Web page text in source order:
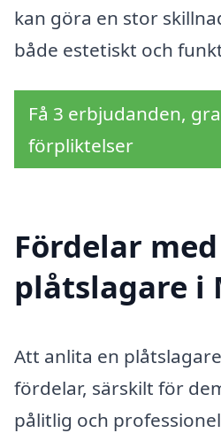
kan göra en stor
både estetiskt och
Få 3 erbjudanden,
förpliktelser
Fördelar
plåtslagare i
Att anlita en
fördelar, särskilt för
pålitlig och